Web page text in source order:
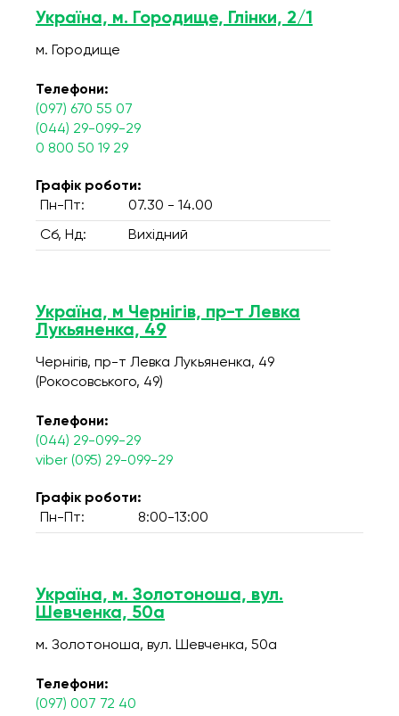
Україна, м. Городище, Глінки, 2/1
м. Городище
Телефони:
(097) 670 55 07
(044) 29-099-29
0 800 50 19 29
Графік роботи:
Пн-Пт:
07.30 - 14.00
Сб, Нд: Вихідний
Україна, м Чернігів, пр-т Левка
Лукьяненка, 49
Чернігів, пр-т Левка Лукьяненка, 49
(Рокосовського, 49)
Телефони:
(044) 29-099-29
viber (095) 29-099-29
Графік роботи:
Пн-Пт:
8:00-13:00
Україна, м. Золотоноша, вул.
Шевченка, 50а
м. Золотоноша, вул. Шевченка, 50а
Телефони:
(097) 007 72 40